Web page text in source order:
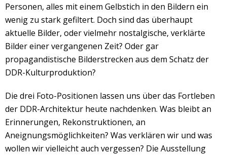
Personen, alles mit einem Gelbstich in den Bildern ein
wenig zu stark gefiltert. Doch sind das überhaupt
aktuelle Bilder, oder vielmehr nostalgische, verklärte
Bilder einer vergangenen Zeit? Oder gar
propagandistische Bilderstrecken aus dem Schatz der
DDR-Kulturproduktion?
Die drei Foto-Positionen lassen uns über das Fortleben
der DDR-Architektur heute nachdenken. Was bleibt an
Erinnerungen, Rekonstruktionen, an
Aneignungsmöglichkeiten? Was verklären wir und was
wollen wir vielleicht auch vergessen? Die Ausstellung